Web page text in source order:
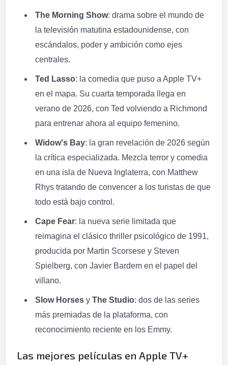
The Morning Show: drama sobre el mundo de
la televisión matutina estadounidense, con
escándalos, poder y ambición como ejes
centrales.
Ted Lasso: la comedia que puso a Apple TV+
en el mapa. Su cuarta temporada llega en
verano de 2026, con Ted volviendo a Richmond
para entrenar ahora al equipo femenino.
Widow's Bay: la gran revelación de 2026 según
la crítica especializada. Mezcla terror y comedia
en una isla de Nueva Inglaterra, con Matthew
Rhys tratando de convencer a los turistas de que
todo está bajo control.
Cape Fear: la nueva serie limitada que
reimagina el clásico thriller psicológico de 1991,
producida por Martin Scorsese y Steven
Spielberg, con Javier Bardem en el papel del
villano.
Slow Horses y The Studio: dos de las series
más premiadas de la plataforma, con
reconocimiento reciente en los Emmy.
Las mejores películas en Apple TV+